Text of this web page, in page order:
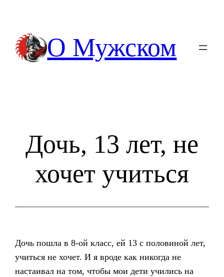
содержимому О Мужском
Дочь, 13 лет, не
хочет учиться
Дочь пошла в 8-ой класс, ей 13 с половиной лет,
учиться не хочет. И я вроде как никогда не
настаивал на том, чтобы мои дети учились на